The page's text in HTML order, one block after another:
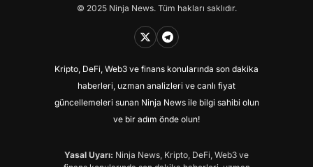
© 2025 Ninja News. Tüm hakları saklıdır.
Kripto, DeFi, Web3 ve finans konularında son dakika
haberleri, uzman analizleri ve canlı fiyat
güncellemeleri sunan Ninja News ile bilgi sahibi olun
ve bir adım önde olun!
Yasal Uyarı: Ninja News, Kripto, DeFi, Web3 ve